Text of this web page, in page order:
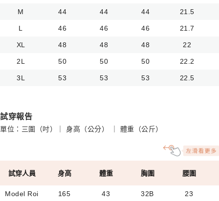
M 44 44 44 21.5
L 46 46 46 21.7
XL 48 48 48 22
2L 50 50 50 22.2
3L 53 53 53 22.5
試穿報告
單位：三圍（吋）｜ 身高（公分） ｜ 體重（公斤）
試穿人員 身高 體重 胸圍 腰圍
Model Roi 165 43 32B 23